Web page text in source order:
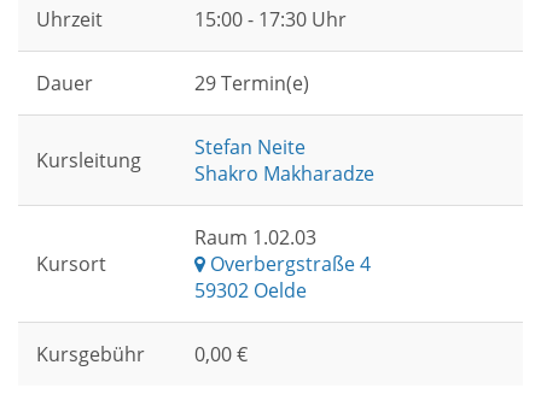
Uhrzeit 15:00 - 17:30 Uhr
Dauer 29 Termin(e)
Kursleitung
Stefan Neite
Shakro Makharadze
Kursort
Raum 1.02.03
Overbergstraße 4
59302 Oelde
Kursgebühr 0,00 €